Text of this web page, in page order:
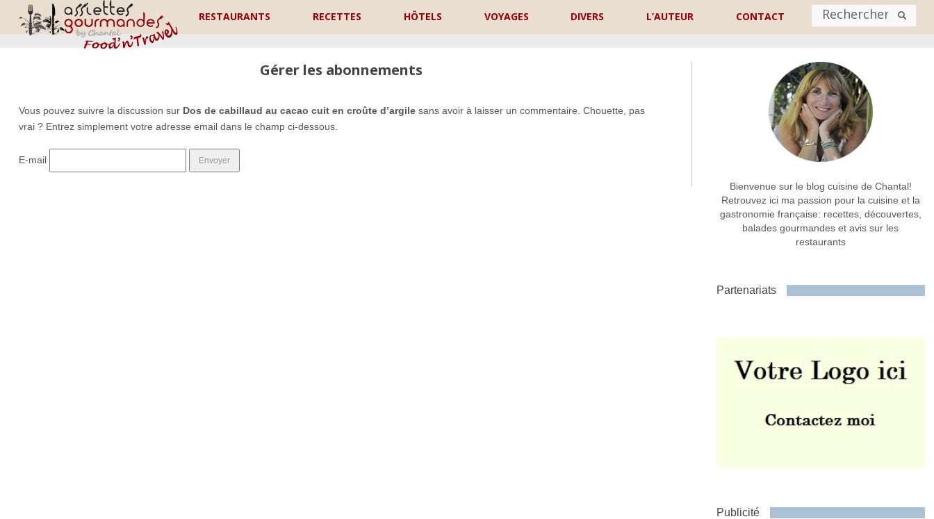
RESTAURANTS RECETTES HÔTELS VOYAGES DIVERS L’AUTEUR CONTACT
Nom
Commentaire ou message *
Gérer les abonnements
Vous pouvez suivre la discussion sur Dos de cabillaud au cacao cuit en croûte d’argilesans avoir à laisser un commentaire. Chouette, pas
vrai ? Entrez simplement votre adresse email dans le champ ci-dessous.
E-mail
Bienvenue sur le blog cuisine de Chantal!
Retrouvez ici ma passion pour la cuisine et la
gastronomie française: recettes, découvertes,
balades gourmandes et avis sur les
restaurants
Partenariats
Publicité